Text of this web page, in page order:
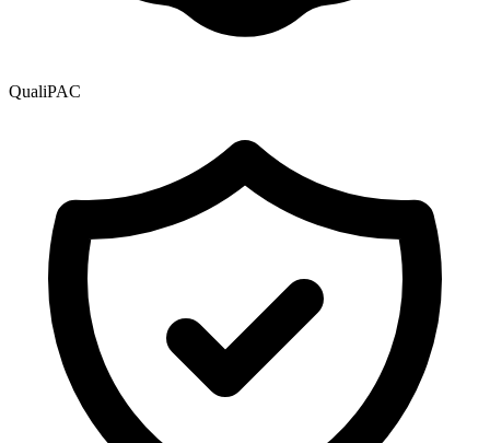
QualiPAC